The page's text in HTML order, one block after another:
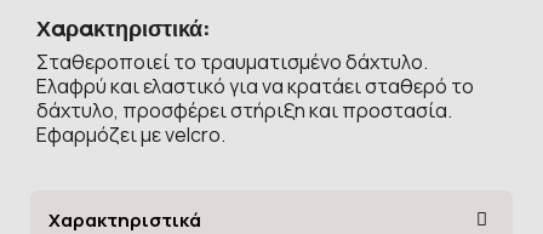
Χαρακτηριστικά:
Σταθεροποιεί το τραυματισμένο δάχτυλο.
Ελαφρύ και ελαστικό για να κρατάει σταθερό το
δάχτυλο, προσφέρει στήριξη και προστασία.
Εφαρμόζει με velcro.
Χαρακτηριστικά